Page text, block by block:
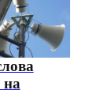
на